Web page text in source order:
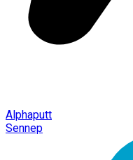
Alphaputt
Sennep